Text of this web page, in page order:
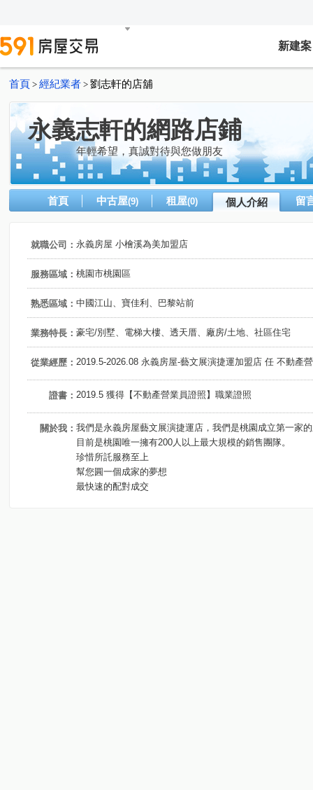
新建案
首頁 > 經紀業者 > 劉志軒的店舖
永義志軒的網路店鋪
年輕希望，真誠對待與您做朋友
首頁 中古屋(9) 租屋(0) 個人介紹 留
就職公司： 永義房屋 小檜溪為美加盟店
服務區域： 桃園市桃園區
熟悉區域： 中國江山、寶佳利、巴黎站前
業務特長： 豪宅/別墅、電梯大樓、透天厝、廠房/土地、社區住宅
從業經歷： 2019.5-2026.08 永義房屋-藝文展演捷運加盟店 任 不動產
證書： 2019.5 獲得【不動產營業員證照】職業證照
關於我： 我們是永義房屋藝文展演捷運店，我們是桃園成立第一家
目前是桃園唯一擁有200人以上最大規模的銷售團隊。
珍惜所託服務至上
幫您圓一個成家的夢想
最快速的配對成交